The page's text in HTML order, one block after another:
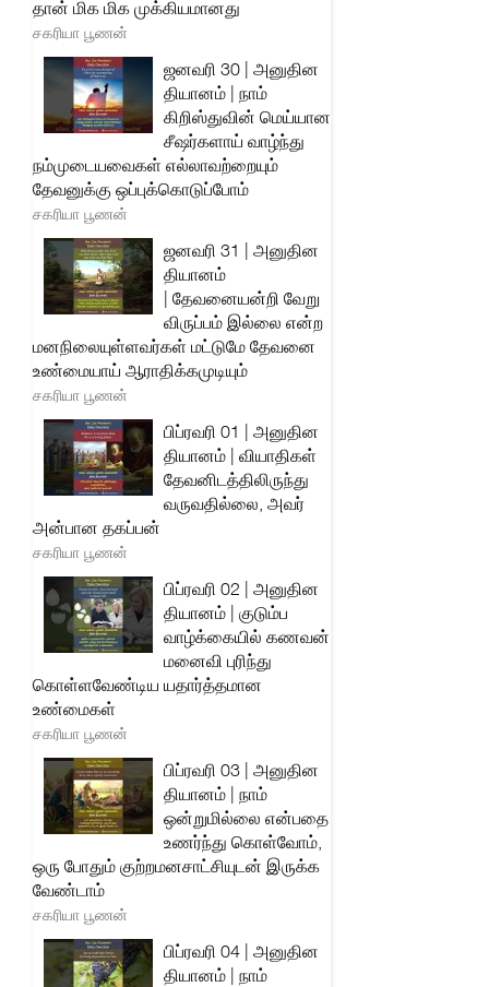
தான் மிக மிக முக்கியமானது
சகரியா பூணன்
ஜனவரி 30 | அனுதின
தியானம் | நாம்
கிறிஸ்துவின் மெய்யான
சீஷர்களாய் வாழ்ந்து
நம்முடையவைகள் எல்லாவற்றையும்
தேவனுக்கு ஒப்புக்கொடுப்போம்
சகரியா பூணன்
ஜனவரி 31 | அனுதின
தியானம்
| தேவனையன்றி வேறு
விருப்பம் இல்லை என்ற
மனநிலையுள்ளவர்கள் மட்டுமே தேவனை
உண்மையாய் ஆராதிக்கமுடியும்
சகரியா பூணன்
பிப்ரவரி 01 | அனுதின
தியானம் | வியாதிகள்
தேவனிடத்திலிருந்து
வருவதில்லை, அவர்
அன்பான தகப்பன்
சகரியா பூணன்
பிப்ரவரி 02 | அனுதின
தியானம் | குடும்ப
வாழ்க்கையில் கணவன்
மனைவி புரிந்து
கொள்ளவேண்டிய யதார்த்தமான
உண்மைகள்
சகரியா பூணன்
பிப்ரவரி 03 | அனுதின
தியானம் | நாம்
ஒன்றுமில்லை என்பதை
உணர்ந்து கொள்வோம்,
ஒரு போதும் குற்றமனசாட்சியுடன் இருக்க
வேண்டாம்
சகரியா பூணன்
பிப்ரவரி 04 | அனுதின
தியானம் | நாம்